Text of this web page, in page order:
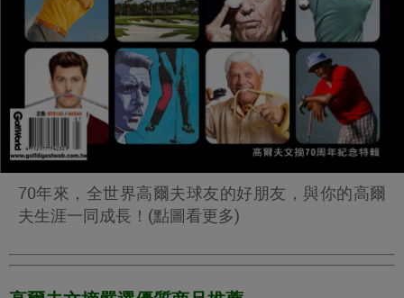
70年來，全世界高爾夫球友的好朋友，與你的高爾
夫生涯一同成長！(點圖看更多)